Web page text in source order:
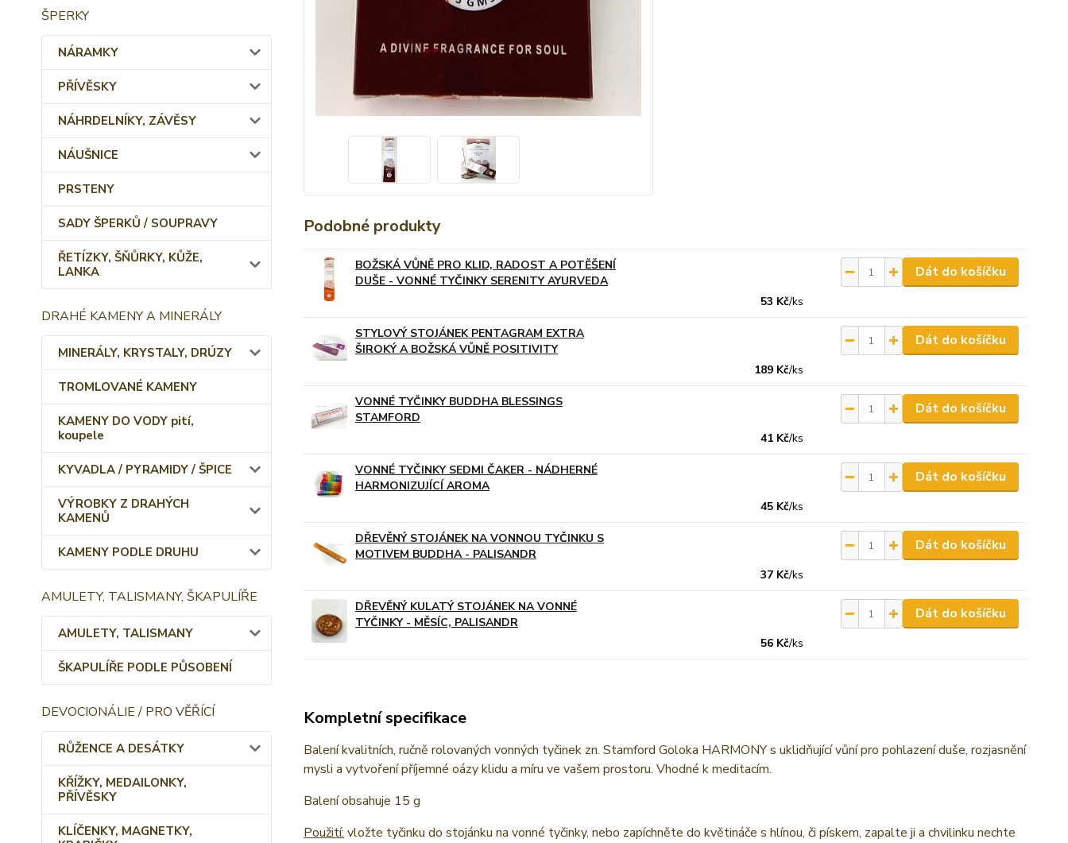
ŠPERKY
NÁRAMKY
PŘÍVĚSKY
NÁHRDELNÍKY, ZÁVĚSY
NÁUŠNICE
PRSTENY
SADY ŠPERKŮ / SOUPRAVY
ŘETÍZKY, ŠŇŮRKY, KŮŽE,
LANKA
DRAHÉ KAMENY A MINERÁLY
MINERÁLY, KRYSTALY, DRÚZY
TROMLOVANÉ KAMENY
KAMENY DO VODY pití,
koupele
KYVADLA / PYRAMIDY / ŠPICE
VÝROBKY Z DRAHÝCH
KAMENŮ
KAMENY PODLE DRUHU
AMULETY, TALISMANY, ŠKAPULÍŘE
AMULETY, TALISMANY
ŠKAPULÍŘE PODLE PŮSOBENÍ
DEVOCIONÁLIE / PRO VĚŘÍCÍ
RŮŽENCE A DESÁTKY
KŘÍŽKY, MEDAILONKY,
PŘÍVĚSKY
KLÍČENKY, MAGNETKY,
Podobné produkty
BOŽSKÁ VŮNĚ PRO KLID, RADOST A POTĚŠENÍ
DUŠE - VONNÉ TYČINKY SERENITY AYURVEDA
53 Kč/ks
Dát do košíčku
STYLOVÝ STOJÁNEK PENTAGRAM EXTRA
ŠIROKÝ A BOŽSKÁ VŮNĚ POSITIVITY
189 Kč/ks
Dát do košíčku
VONNÉ TYČINKY BUDDHA BLESSINGS
STAMFORD
41 Kč/ks
Dát do košíčku
VONNÉ TYČINKY SEDMI ČAKER - NÁDHERNÉ
HARMONIZUJÍCÍ AROMA
45 Kč/ks
Dát do košíčku
DŘEVĚNÝ STOJÁNEK NA VONNOU TYČINKU S
MOTIVEM BUDDHA - PALISANDR
37 Kč/ks
Dát do košíčku
DŘEVĚNÝ KULATÝ STOJÁNEK NA VONNÉ
TYČINKY - MĚSÍC, PALISANDR
56 Kč/ks
Dát do košíčku
Kompletní specifikace
Balení kvalitních, ručně rolovaných vonných tyčinek zn. Stamford Goloka HARMONY s uklidňující vůní pro pohlazení duše, rozjasnění
mysli a vytvoření příjemné oázy klidu a míru ve vašem prostoru. Vhodné k meditacím.
Balení obsahuje 15 g
Použití: vložte tyčinku do stojánku na vonné tyčinky, nebo zapíchněte do květináče s hlínou, či pískem, zapalte ji a chvilinku nechte